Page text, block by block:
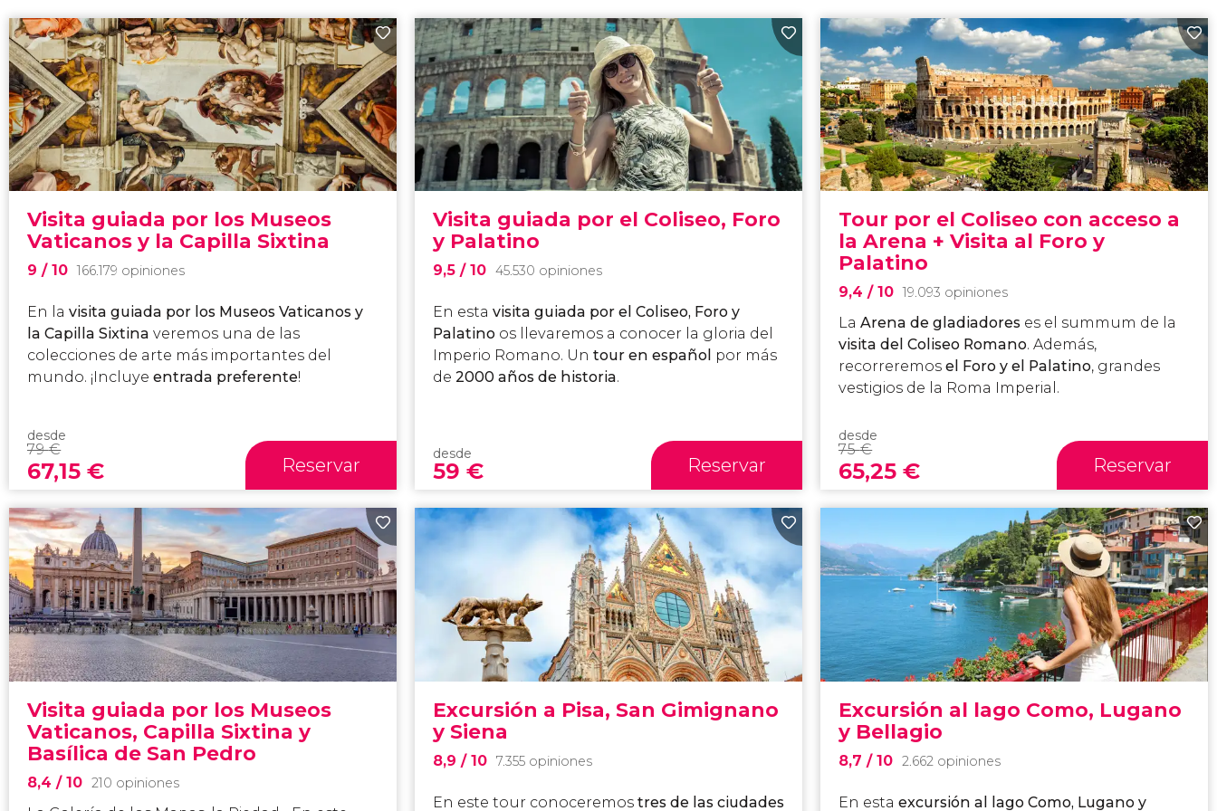
Visita guiada por los Museos
Vaticanos y la Capilla Sixtina
9/ 10 166.179 opiniones
En lavisita guiada por los Museos Vaticanos y
la Capilla Sixtina veremos una de las
colecciones de arte más importantes del
mundo. ¡Incluyeentrada preferente!
desde
79€
67,15€ Reservar
Visita guiada por el Coliseo, Foro
y Palatino
9,5 / 10 45.530 opiniones
En esta visita guiada por el Coliseo, Foro y
Palatino os llevaremos a conocer la gloria del
Imperio Romano. Un tour en español por más
de 2000 años de historia.
desde
59 € Reservar
Tour por el Coliseo con acceso a
la Arena + Visita al Foro y
Palatino
9,4 / 10 19.093 opiniones
La Arena de gladiadoreses el summum de la
visita del Coliseo Romano. Además,
recorreremos el Foro y el Palatino, grandes
vestigios de la Roma Imperial.
desde
75€
65,25 € Reservar
Visita guiada por los Museos
Vaticanos, Capilla Sixtina y
Basílica de San Pedro
8,4/ 10 210 opiniones
Excursión a Pisa, San Gimignano
y Siena
8,9 / 10 7.355 opiniones
En este tour conoceremos tres de las ciudades
Excursión al lago Como, Lugano
y Bellagio
8,7 / 10 2.662 opiniones
En esta excursión al lago Como, Lugano y